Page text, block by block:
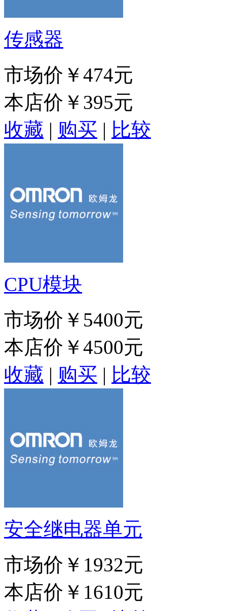
传感器
市场价 ￥474元
本店价 ￥395元
收藏 | 购买 | 比较
CPU模块
市场价 ￥5400元
本店价 ￥4500元
收藏 | 购买 | 比较
安全继电器单元
市场价 ￥1932元
本店价 ￥1610元